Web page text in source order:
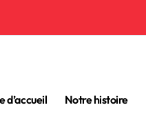
d’accueil Notre histoire